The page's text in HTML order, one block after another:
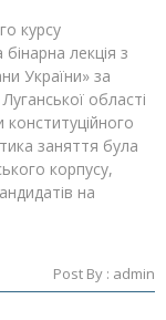
курсу
лекція з
України» за
області
заняття була
корпусу,
на
Post By : admin